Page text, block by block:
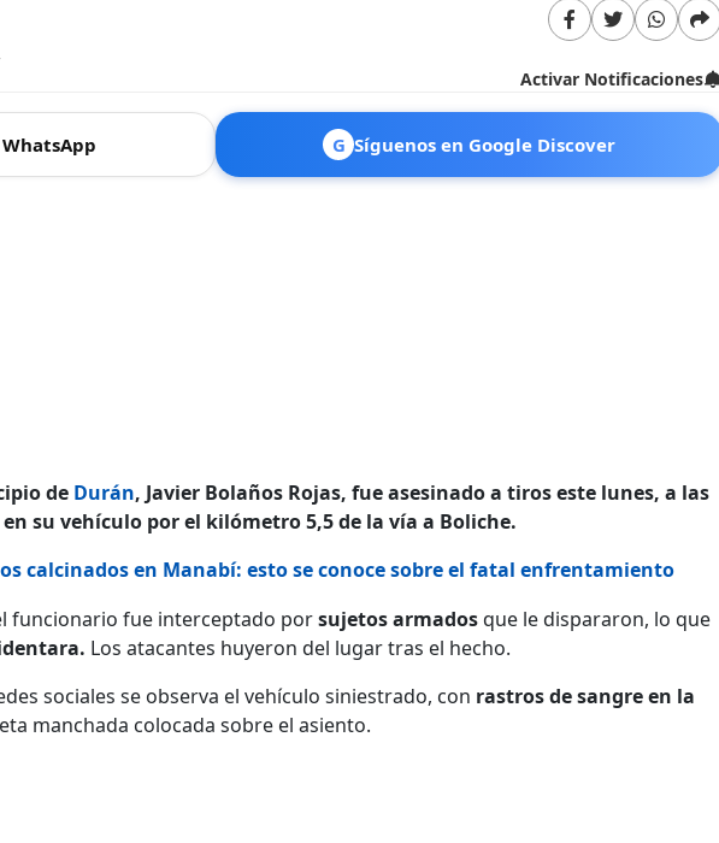
Activar Notificaciones
G Síguenos en Google Discover
de Durán, Javier Bolaños Rojas, fue asesinado a tiros este lunes, a las
su vehículo por el kilómetro 5,5 de la vía a Boliche.
calcinados en Manabí: esto se conoce sobre el fatal enfrentamiento
funcionario fue interceptado porsujetos armadosque le dispararon, lo que
Los atacantes huyeron del lugar tras el hecho.
sociales se observa el vehículo siniestrado, con rastros de sangre en la
manchada colocada sobre el asiento.